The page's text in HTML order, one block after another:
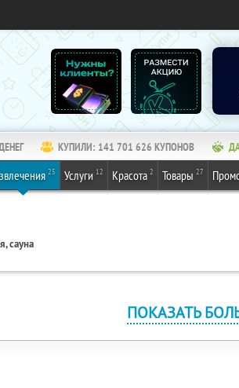
КУПИЛИ: 141 701 626 КУПОНОВ
25 Услуги 12 Красота 2 Товары 27
сауна
ПОКАЗАТЬ